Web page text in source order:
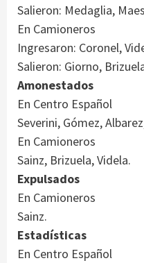
Salieron: Medaglia,
En Camioneros
Ingresaron: Coronel,
Salieron: Giorno,
Amonestados
En Centro Español
Severini, Gómez,
En Camioneros
Sainz, Brizuela, Videla.
Expulsados
En Camioneros
Sainz.
Estadísticas
En Centro Español